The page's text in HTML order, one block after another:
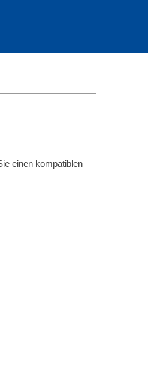
einen kompatiblen